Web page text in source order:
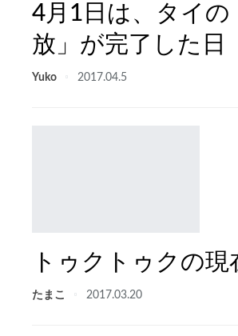
4月1日は、タイの
放」が完了した日
Yuko 2017.04.5
トゥクトゥクの現
たまこ 2017.03.20